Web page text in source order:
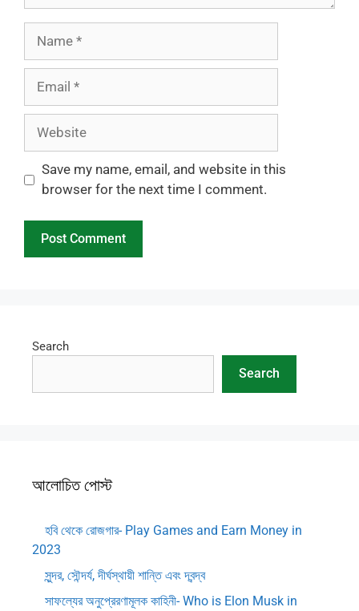
Website
Save my name, email, and website in this
browser for the next time I comment.
Search
Search
আলোচিত পোস্ট
হবি থেকে রোজগার- Play Games and Earn Money in
2023
সুন্দর, সৌন্দর্য, দীর্ঘস্থায়ী শান্তি এবং দ্বন্দ্ব
সাফল্যের অনুপ্রেরণামূলক কাহিনী- Who is Elon Musk in